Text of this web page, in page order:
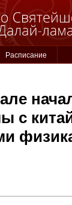
Расписание
с